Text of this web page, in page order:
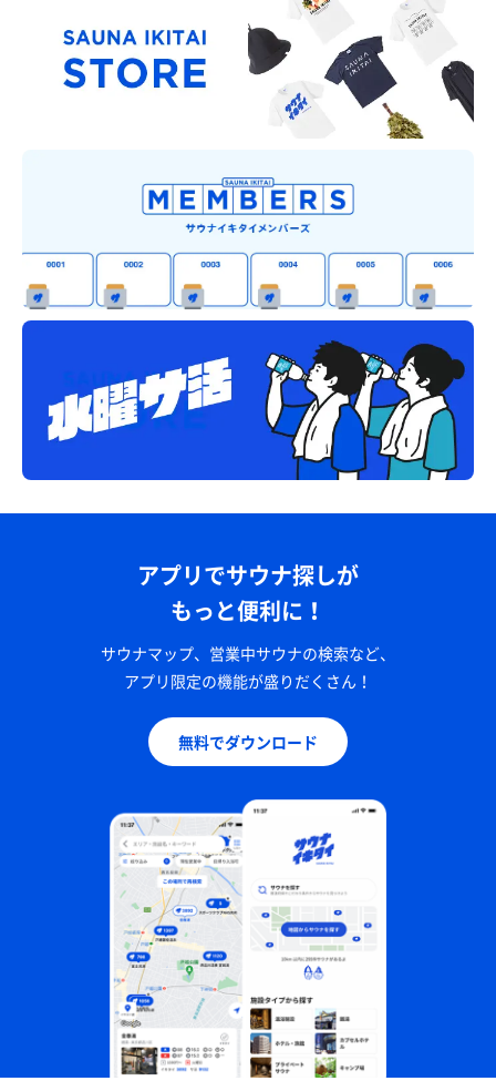
アプリでサウナ探しが
もっと便利に！
サウナマップ、営業中サウナの検索など、
アプリ限定の機能が盛りだくさん！
無料でダウンロード